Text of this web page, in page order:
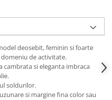
deosebit, feminin si foarte
de activitate.
cambrata si eleganta imbraca
soldurilor.
si margine fina color sau